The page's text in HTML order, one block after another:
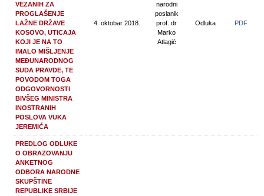
VEZANIH ZA
PROGLAŠENJE
LAŽNE DRŽAVE
KOSOVO, UTICAJA
KOJI JE NA TO
IMALO MIŠLJENJE
MEĐUNARODNOG
SUDA PRAVDE, TE
POVODOM TOGA
ODGOVORNOSTI
BIVŠEG MINISTRA
INOSTRANIH
POSLOVA VUKA
JEREMIĆA
4. oktobar 2018.
narodni
poslanik
prof. dr
Marko
Atlagić
Odluka PDF
PREDLOG ODLUKE
O OBRAZOVANJU
ANKETNOG
ODBORA NARODNE
SKUPŠTINE
REPUBLIKE SRBIJE